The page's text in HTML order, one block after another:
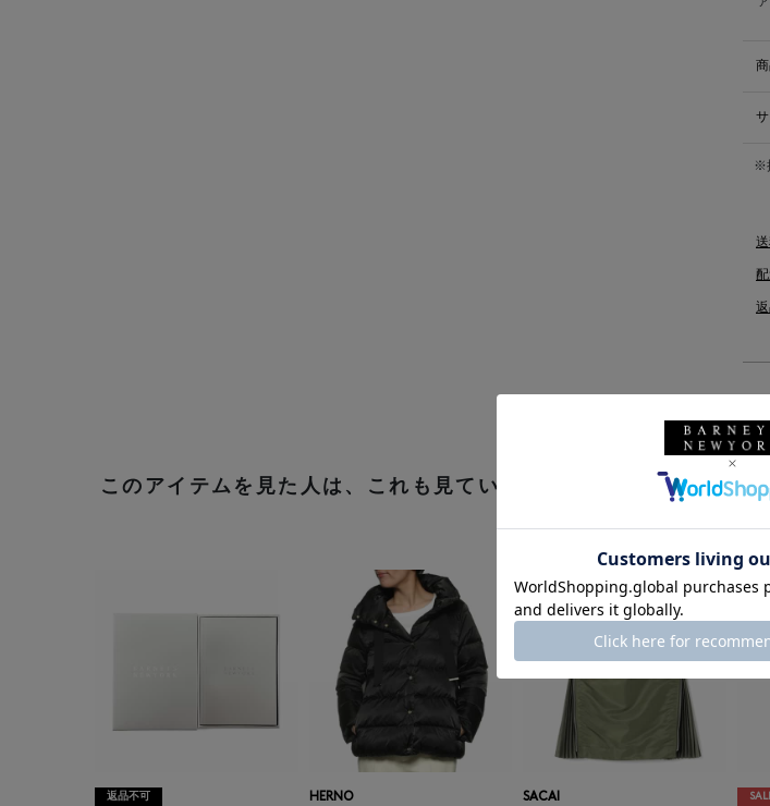
※
このアイテムを見た人は、これも見ています
返品不可
HERNO
SACAI